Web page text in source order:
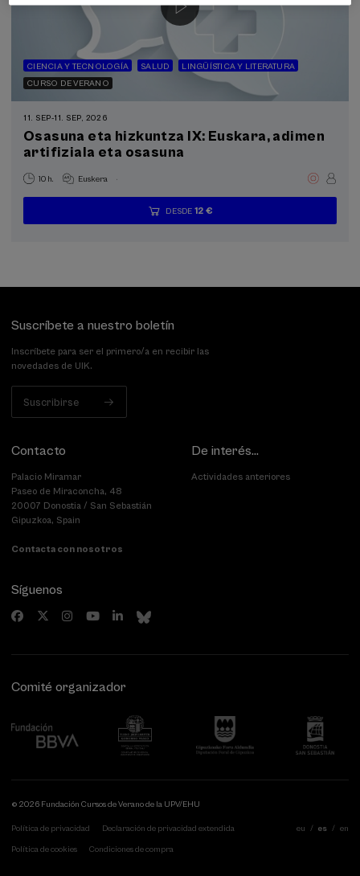
CIENCIA Y TECNOLOGÍA SALUD
LINGÜÍSTICA Y LITERATURA
CURSO DE VERANO
11. SEP-11. SEP, 2026
Osasuna eta hizkuntza IX: Euskara, adimen
artifiziala eta osasuna
10 h. Euskera .
...
DESDE 12 €
Últimas
plazas
Gratuito
Fecha
pasada
Lista
de
Plazo
de
Suscríbete a nuestro boletín
Inscríbete para ser el primero/a en recibir las
novedades de UIK.
Suscribirse
Contacto
Palacio Miramar
Paseo de Miraconcha, 48
20007 Donostia / San Sebastián
Gipuzkoa, Spain
Contacta con nosotros
De interés...
Actividades anteriores
Síguenos
Comité organizador
© 2026 Fundación Cursos de Verano de la UPV/EHU
Política de privacidad Declaración de privacidad extendida
Política de cookies Condiciones de compra
eu es en